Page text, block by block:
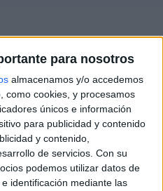
para nosotros
almacenamos y/o accedemos
como cookies, y procesamos
únicos e información
para publicidad y contenido
y contenido,
de servicios. Con su
podemos utilizar datos de
identificación mediante las